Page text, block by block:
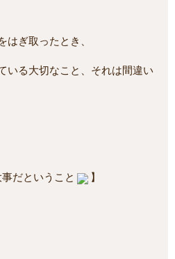
はぎ取ったとき、
いる大切なこと、それは間違い
だということ 】